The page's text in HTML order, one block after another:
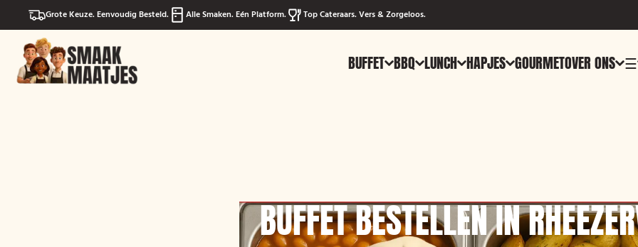
Grote Keuze. Eenvoudig Besteld. Alle Smaken. Eén Platform. Top Cateraars. Vers & Zorgeloos.
BUFFET BBQ LUNCH HAPJES GOURMETOVER ONS ☰
BUFFET BESTELLEN IN